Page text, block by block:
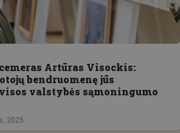
Artūras Visockis:
bendruomenę jūs
valstybės sąmoningumo
2025